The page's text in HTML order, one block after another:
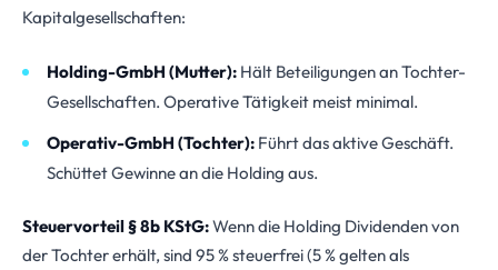
Kapitalgesellschaften:
Holding-GmbH (Mutter): Hält Beteiligungen an Tochter-
Gesellschaften. Operative Tätigkeit meist minimal.
Operativ-GmbH (Tochter): Führt das aktive Geschäft.
Schüttet Gewinne an die Holding aus.
Steuervorteil § 8b KStG:Wenn die Holding Dividenden von
der Tochter erhält, sind 95 % steuerfrei (5 % gelten als